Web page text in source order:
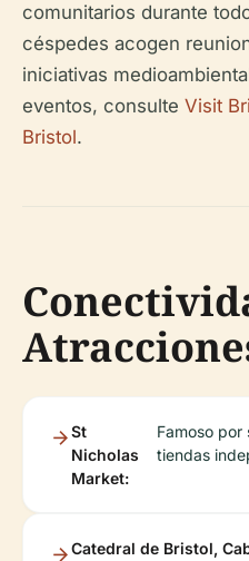
comunitarios durante
céspedes acogen
iniciativas
eventos, consulte Visit
Bristol.
St
Nicholas
Market:
Famoso por
tiendas
Catedral de Bristol,